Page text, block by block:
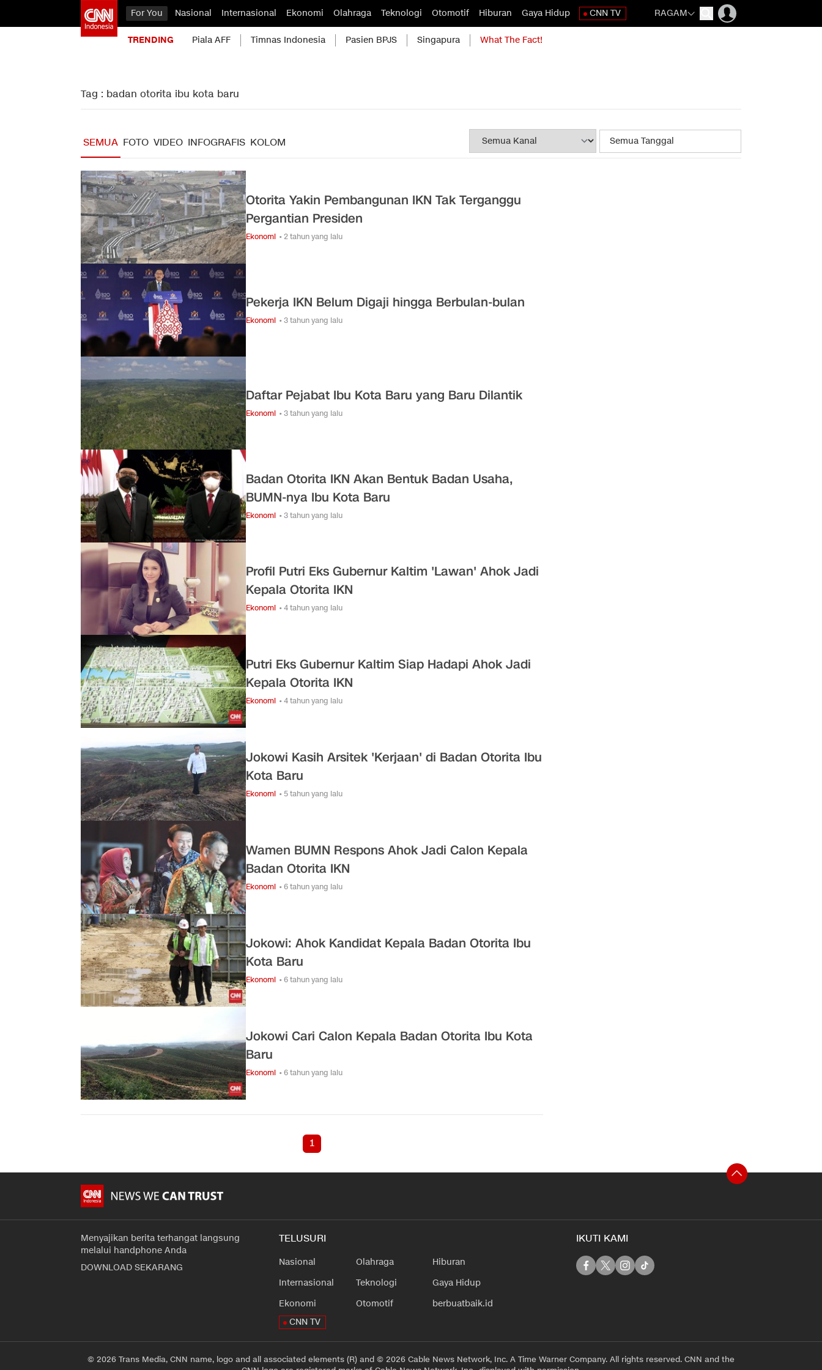
For You Nasional Internasional Ekonomi Olahraga Teknologi Otomotif Hiburan Gaya Hidup CNN TV RAGAM
TRENDING Piala AFF Timnas Indonesia Pasien BPJS Singapura What The Fact!
Tag : badan otorita ibu kota baru
SEMUA FOTO VIDEO INFOGRAFIS KOLOM
Otorita Yakin Pembangunan IKN Tak Terganggu
Pergantian Presiden
Ekonomi • 2 tahun yang lalu
Pekerja IKN Belum Digaji hingga Berbulan-bulan
Ekonomi • 3 tahun yang lalu
Daftar Pejabat Ibu Kota Baru yang Baru Dilantik
Ekonomi • 3 tahun yang lalu
Badan Otorita IKN Akan Bentuk Badan Usaha,
BUMN-nya Ibu Kota Baru
Ekonomi • 3 tahun yang lalu
Profil Putri Eks Gubernur Kaltim 'Lawan' Ahok Jadi
Kepala Otorita IKN
Ekonomi • 4 tahun yang lalu
Putri Eks Gubernur Kaltim Siap Hadapi Ahok Jadi
Kepala Otorita IKN
Ekonomi • 4 tahun yang lalu
Jokowi Kasih Arsitek 'Kerjaan' di Badan Otorita Ibu
Kota Baru
Ekonomi • 5 tahun yang lalu
Wamen BUMN Respons Ahok Jadi Calon Kepala
Badan Otorita IKN
Ekonomi • 6 tahun yang lalu
Jokowi: Ahok Kandidat Kepala Badan Otorita Ibu
Kota Baru
Ekonomi • 6 tahun yang lalu
Jokowi Cari Calon Kepala Badan Otorita Ibu Kota
Baru
Ekonomi • 6 tahun yang lalu
1
Menyajikan berita terhangat langsung
melalui handphone Anda
DOWNLOAD SEKARANG
TELUSURI
Nasional
Internasional
Ekonomi
Olahraga
Teknologi
Otomotif
Hiburan
Gaya Hidup
berbuatbaik.id
CNN TV
IKUTI KAMI
© 2026 Trans Media, CNN name, logo and all associated elements (R) and © 2026 Cable News Network, Inc. A Time Warner Company. All rights reserved. CNN and the